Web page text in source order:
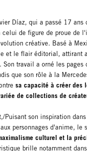
Díaz, qui a passé 17
de figure de proue de
créative. Basé à
et le flair éditorial, attirant
Son travail a orné les pages
que son rôle à la
sa capacité à créer des
de collections de
Puisant son inspiration
personnages d'anime, le
culturel et la
brille notamment